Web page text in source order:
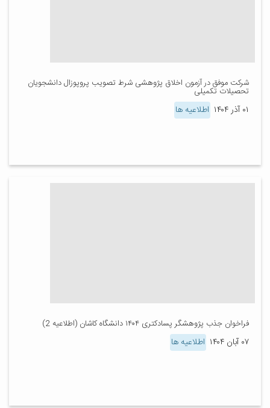
شرکت موفق در آزمون اخلاق پژوهشی شرط تصویب پروپوزال دانشجویان
تحصیلات تکمیلی
۰۱ آذر ۱۴۰۴ اطلاعیه ها
فراخوان جذب پژوهشگر پسادکتری ۱۴۰۴ دانشگاه کاشان (اطلاعیه 2)
۰۷ آبان ۱۴۰۴ اطلاعیه ها